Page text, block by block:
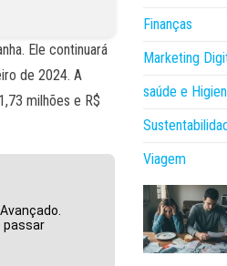
Ele continuará
de 2024. A
milhões e R$
passar
Finanças
Marketing
saúde e
Viagem